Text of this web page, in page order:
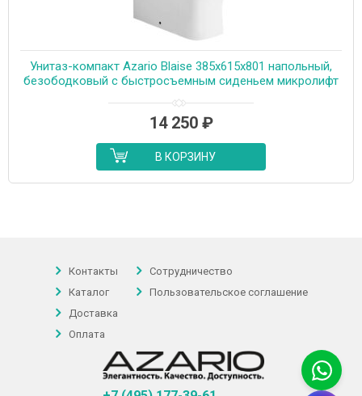
Унитаз-компакт Azario Blaise 385х615х801 напольный,
безободковый с быстросъемным сиденьем микролифт
14 250 ₽
В КОРЗИНУ
Контакты
Каталог
Доставка
Оплата
Сотрудничество
Пользовательское соглашение